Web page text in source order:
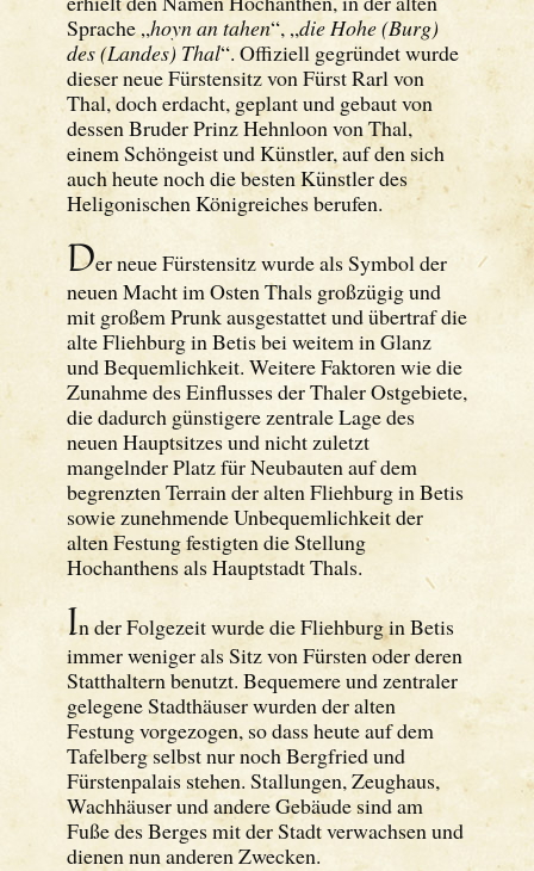
Sprache „hoyn an tahen“, „die Hohe (Burg)
des (Landes) Thal“. Offiziell gegründet wurde
dieser neue Fürstensitz von Fürst Rarl von
Thal, doch erdacht, geplant und gebaut von
dessen Bruder Prinz Hehnloon von Thal,
einem Schöngeist und Künstler, auf den sich
auch heute noch die besten Künstler des
Heligonischen Königreiches berufen.
Der neue Fürstensitz wurde als Symbol der
neuen Macht im Osten Thals großzügig und
mit großem Prunk ausgestattet und übertraf die
alte Fliehburg in Betis bei weitem in Glanz
und Bequemlichkeit. Weitere Faktoren wie die
Zunahme des Einflusses der Thaler Ostgebiete,
die dadurch günstigere zentrale Lage des
neuen Hauptsitzes und nicht zuletzt
mangelnder Platz für Neubauten auf dem
begrenzten Terrain der alten Fliehburg in Betis
sowie zunehmende Unbequemlichkeit der
alten Festung festigten die Stellung
Hochanthens als Hauptstadt Thals.
In der Folgezeit wurde die Fliehburg in Betis
immer weniger als Sitz von Fürsten oder deren
Statthaltern benutzt. Bequemere und zentraler
gelegene Stadthäuser wurden der alten
Festung vorgezogen, so dass heute auf dem
Tafelberg selbst nur noch Bergfried und
Fürstenpalais stehen. Stallungen, Zeughaus,
Wachhäuser und andere Gebäude sind am
Fuße des Berges mit der Stadt verwachsen und
dienen nun anderen Zwecken.